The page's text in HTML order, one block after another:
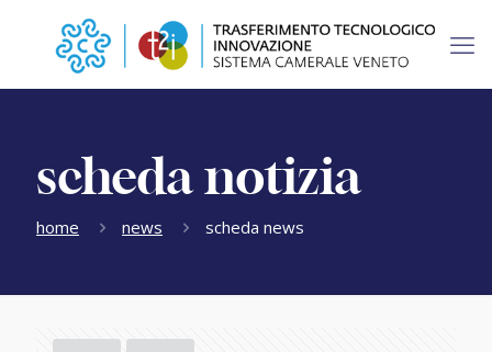
scheda notizia
home news scheda news